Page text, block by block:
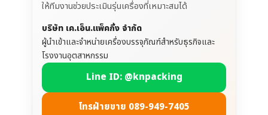
ให้ทีมงานช่วยประเมินรุ่นเครื่องที่เหมาะสมได้
บริษัท เค.เอ็น.แพ็คกิ้ง จำกัด
ผู้นำเข้าและจำหน่ายเครื่องบรรจุภัณฑ์สำหรับธุรกิจและ
โรงงานอุตสาหกรรม
Line ID: @knpacking
โทรฝ่ายขาย 089-949-7405